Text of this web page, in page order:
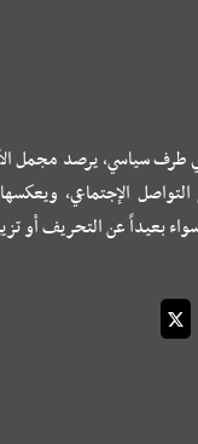
طرف سياسي، يرصد مجمل
الإجتماعي،
بعيداً عن التحريف أو